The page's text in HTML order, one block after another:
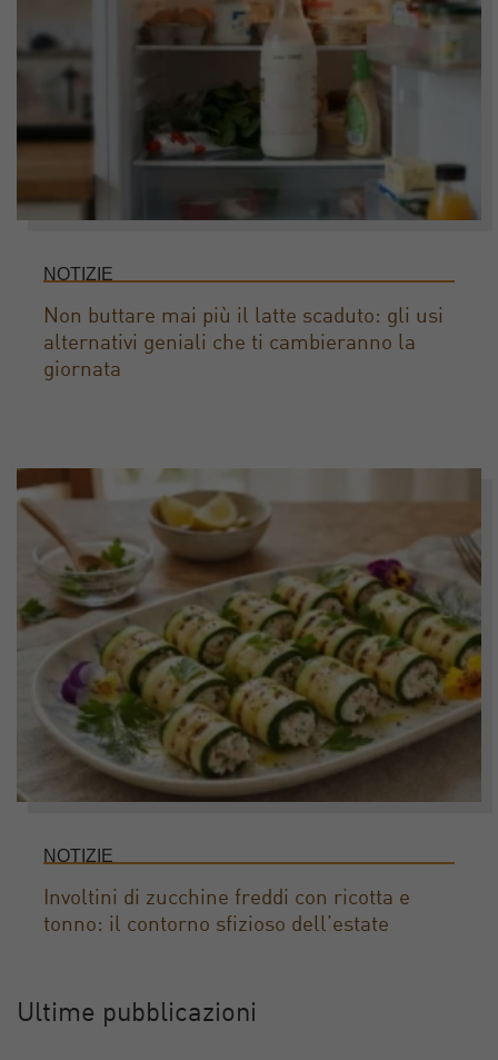
NOTIZIE
Non buttare mai più il latte scaduto: gli usi
alternativi geniali che ti cambieranno la
giornata
NOTIZIE
Involtini di zucchine freddi con ricotta e
tonno: il contorno sfizioso dell’estate
Ultime pubblicazioni